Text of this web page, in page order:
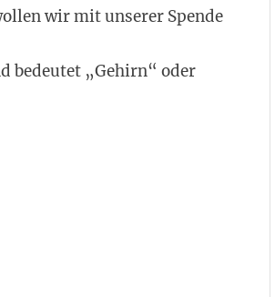
wir mit unserer Spende
bedeutet „Gehirn“ oder